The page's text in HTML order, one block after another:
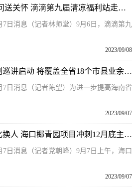
情系出车司机 暖心慰问送关怀 滴滴第九届清凉福利站走进海南三亚
日消息（记者林师堂）9月6日，滴滴第九
2023/09/08
2023年海南省反兴奋剂巡讲启动 将覆盖全省18个市县业余体校
日消息（记者陈望）为进一步提高海南省
2023/09/07
实现机械化减人自动化换人 海口椰青园项目冲刺12月底主体结构全面封顶！
日消息（记者党朝峰）9月7日上午，海口
2023/09/07